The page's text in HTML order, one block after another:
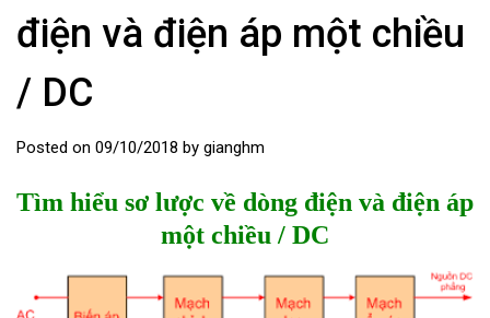
điện và điện áp một chiều
/ DC
Posted on 09/10/2018 by gianghm
Tìm hiểu sơ lược về dòng điện và điện áp
một chiều / DC